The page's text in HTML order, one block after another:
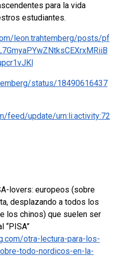
para la vida
estudiantes.
leon.trahtemberg/posts/pf
status/18490616437
feed/update/urn:li:activity:72
lovers: europeos (sobre
desplazando a todos los
los chinos) que suelen ser
“PISA”
otra-lectura-para-los-
todo-nordicos-en-la-